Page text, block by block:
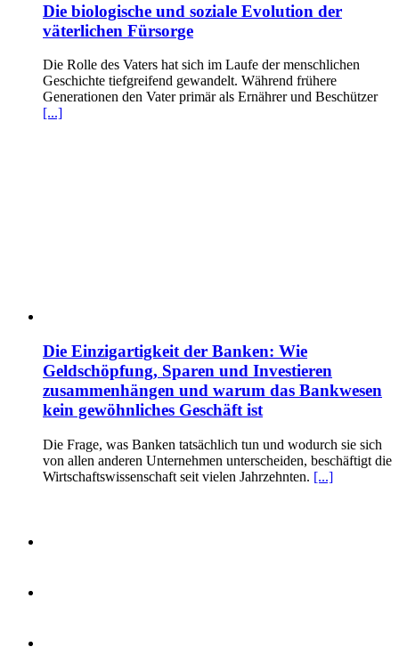
Die biologische und soziale Evolution der
väterlichen Fürsorge
Die Rolle des Vaters hat sich im Laufe der menschlichen
Geschichte tiefgreifend gewandelt. Während frühere
Generationen den Vater primär als Ernährer und Beschützer
[...]
Die Einzigartigkeit der Banken: Wie
Geldschöpfung, Sparen und Investieren
zusammenhängen und warum das Bankwesen
kein gewöhnliches Geschäft ist
Die Frage, was Banken tatsächlich tun und wodurch sie sich
von allen anderen Unternehmen unterscheiden, beschäftigt die
Wirtschaftswissenschaft seit vielen Jahrzehnten. [...]